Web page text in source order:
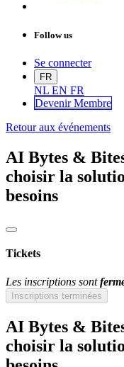
Follow us
Se connecter
FR
NL EN FR
Devenir Membre
Retour aux événements
AI Bytes &
choisir la
besoins
Tickets
Les inscriptions sont
Inscriptions terminées
AI Bytes &
choisir la